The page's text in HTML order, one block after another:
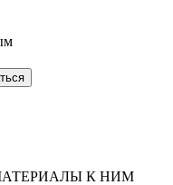
К НИМ